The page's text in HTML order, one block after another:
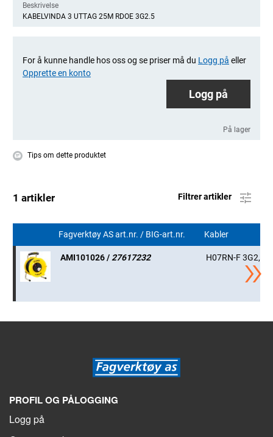
Beskrivelse
KABELVINDA 3 UTTAG 25M RDOE 3G2.5
For å kunne handle hos oss og se priser må du Logg på eller
Opprette en konto
Logg på
På lager
Tips om dette produktet
1 artikler Filtrer artikler
Fagverktøy AS art.nr. / BIG-art.nr. Kabler
AMI101026 / 27617232 H07RN-F 3G2,5
PROFIL OG PÅLOGGING
Logg på